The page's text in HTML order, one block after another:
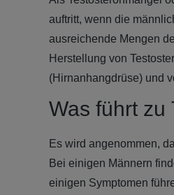
auftritt, wenn die
ausreichende Mengen
Herstellung von
(Hirnanhangdrüse) und
Was führt zu
Es wird angenommen,
Bei einigen Männern
einigen Symptomen